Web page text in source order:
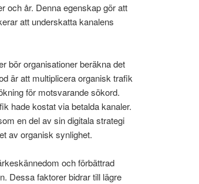
och år. Denna egenskap gör att
att underskatta kanalens
bör organisationer beräkna det
är att multiplicera organisk trafik
för motsvarande sökord.
hade kostat via betalda kanaler.
en del av sin digitala strategi
av organisk synlighet.
och förbättrad
Dessa faktorer bidrar till lägre